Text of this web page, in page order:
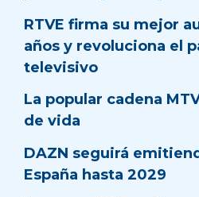
RTVE firma su mejor
años y revoluciona el
televisivo
La popular cadena
de vida
DAZN seguirá
España hasta 2029